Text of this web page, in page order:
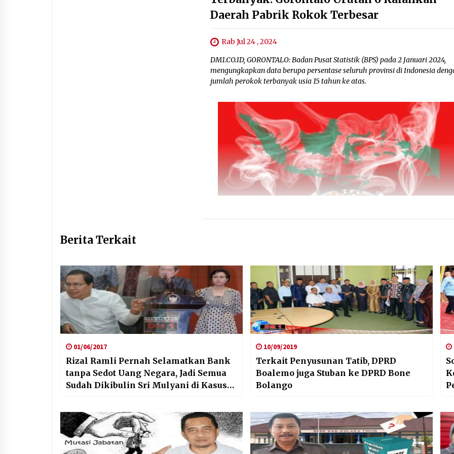
Daerah Pabrik Rokok Terbesar
Rab Jul 24 , 2024
DM1.CO.ID, GORONTALO: Badan Pusat Statistik (BPS) pada 2 Januari 2024,
mengungkapkan data berupa persentase seluruh provinsi di Indonesia
jumlah perokok terbanyak usia 15 tahun ke atas.
Berita Terkait
01/06/2017
Rizal Ramli Pernah Selamatkan Bank
tanpa Sedot Uang Negara, Jadi Semua
Sudah Dikibulin Sri Mulyani di Kasus
10/09/2019
Terkait Penyusunan Tatib, DPRD
Boalemo juga Stuban ke DPRD Bone
Bolango